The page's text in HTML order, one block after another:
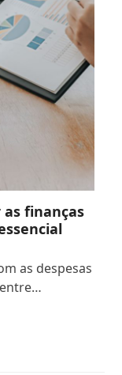
as finanças
as despesas